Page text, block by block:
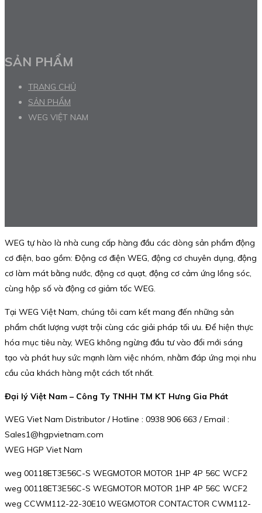
SẢN PHẨM
TRANG CHỦ
SẢN PHẨM
WEG VIỆT NAM
WEG tự hào là nhà cung cấp hàng đầu các dòng sản phẩm động
cơ điện, bao gồm: Động cơ điện WEG, động cơ chuyên dụng, động
cơ làm mát bằng nước, động cơ quạt, động cơ cảm ứng lồng sóc,
cùng hộp số và động cơ giảm tốc WEG.
Tại WEG Việt Nam, chúng tôi cam kết mang đến những sản
phẩm chất lượng vượt trội cùng các giải pháp tối ưu. Để hiện thực
hóa mục tiêu này, WEG không ngừng đầu tư vào đổi mới sáng
tạo và phát huy sức mạnh làm việc nhóm, nhằm đáp ứng mọi nhu
cầu của khách hàng một cách tốt nhất.
Đại lý Việt Nam – Công Ty TNHH TM KT Hưng Gia Phát
WEG Viet Nam Distributor / Hotline : 0938 906 663 / Email :
Sales1@hgpvietnam.com
WEG HGP Viet Nam
weg 00118ET3E56C-S WEGMOTOR MOTOR 1HP 4P 56C WCF2
weg 00118ET3E56C-S WEGMOTOR MOTOR 1HP 4P 56C WCF2
weg CCWM112-22-30E10 WEGMOTOR CONTACTOR CWM112-